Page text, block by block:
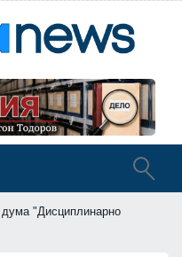
"Дисциплинарно